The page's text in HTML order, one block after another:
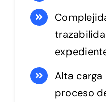
Alta carga
proceso